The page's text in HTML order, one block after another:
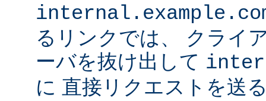
るリンクでは、 クライ
ーバを抜け出して
に 直接リクエストを送